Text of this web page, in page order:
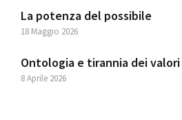
La potenza del possibile
18 Maggio 2026
Ontologia e tirannia dei valori
8 Aprile 2026